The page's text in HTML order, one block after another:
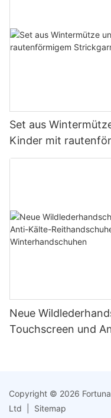
Set aus
Kinder mit
Neue
Touchscreen und
Copyright © 2026
Ltd |
Sitemap